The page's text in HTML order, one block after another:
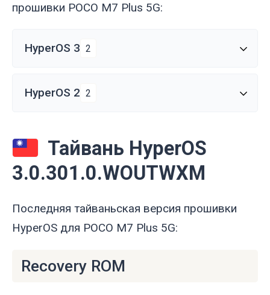
прошивки POCO M7 Plus 5G:
HyperOS 3 2
HyperOS 2 2
Тайвань HyperOS
3.0.301.0.WOUTWXM
Последняя тайваньская версия прошивки
HyperOS для POCO M7 Plus 5G:
Recovery ROM